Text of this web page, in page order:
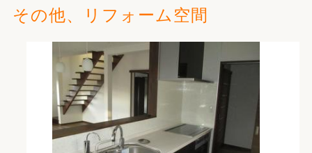
その他、リフォーム空間